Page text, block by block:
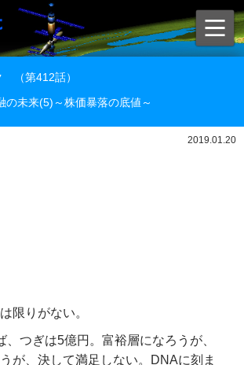
（第412話）
の未来(5)～株価暴落の底値～
2019.01.20
限りがない。
、つぎは5億円。富裕層になろうが、
が、決して満足しない。DNAに刻ま